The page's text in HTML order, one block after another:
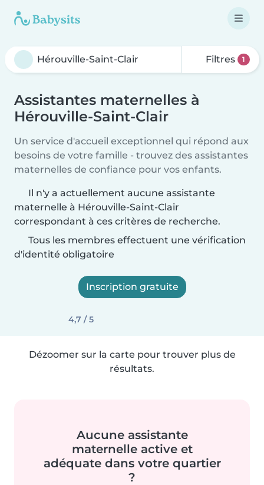
Filtres 1
Assistantes maternelles à
Hérouville-Saint-Clair
Un service d'accueil exceptionnel qui répond aux
besoins de votre famille - trouvez des assistantes
maternelles de confiance pour vos enfants.
Il n'y a actuellement aucune assistante
maternelle à Hérouville-Saint-Clair
correspondant à ces critères de recherche.
Tous les membres effectuent une vérification
d'identité obligatoire
Inscription gratuite
4,7 / 5
Dézoomer sur la carte pour trouver plus de
résultats.
Aucune assistante
maternelle active et
adéquate dans votre quartier
?